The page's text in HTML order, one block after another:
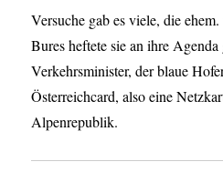
Versuche gab es viele, die
Bures heftete sie an ihre
Verkehrsminister, der blaue
Österreichcard, also eine
Alpenrepublik.